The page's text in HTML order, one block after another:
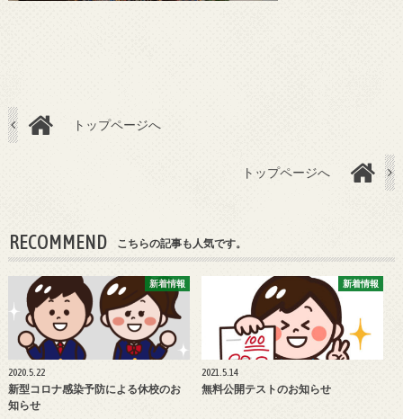
トップページへ
トップページへ
RECOMMEND こちらの記事も人気です。
新着情報
2020.5.22
新型コロナ感染予防による休校のお
知らせ
新着情報
2021.5.14
無料公開テストのお知らせ